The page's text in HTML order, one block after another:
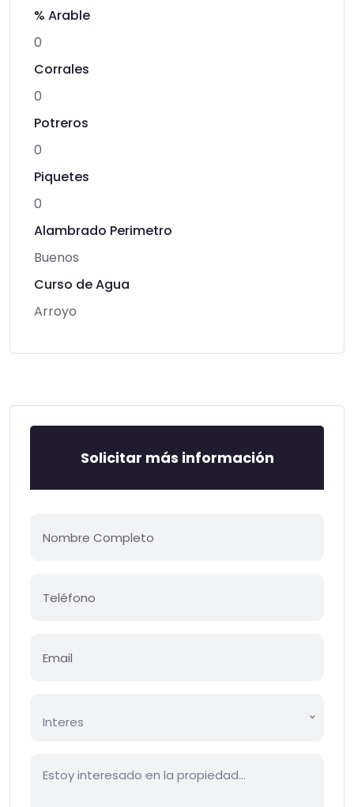
% Arable
0
Corrales
0
Potreros
0
Piquetes
0
Alambrado Perimetro
Buenos
Curso de Agua
Arroyo
Solicitar más información
Interes